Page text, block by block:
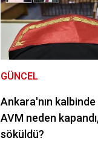
GÜNCEL
Ankara'nın
AVM neden
söküldü?